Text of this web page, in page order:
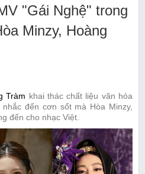
"Gái Nghệ" trong
Minzy, Hoàng
Tràm khai thác chất liệu văn hóa
đến cơn sốt mà Hòa Minzy,
đến cho nhạc Việt.